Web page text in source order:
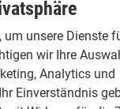
Grau Metallic
km
um unsere Dienste
wir Ihre
Analytics und
Einverständnis